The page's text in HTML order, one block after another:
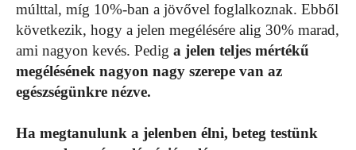
múlttal, míg 10%-ban a jövővel foglalkoznak. Ebből
következik, hogy a jelen megélésére alig 30% marad,
ami nagyon kevés. Pedig a jelen teljes mértékű
megélésének nagyon nagy szerepe van az
egészségünkre nézve.
Ha megtanulunk a jelenben élni, beteg testünk